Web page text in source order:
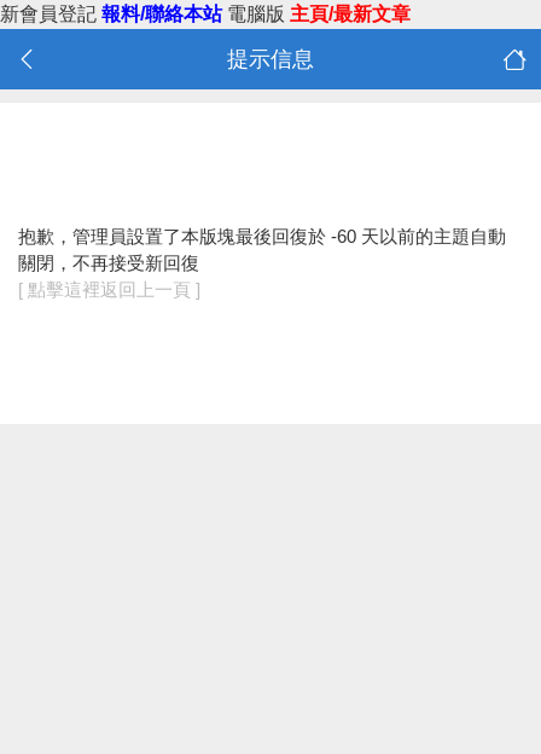
新會員登記 報料/聯絡本站 電腦版 主頁/最新文章
提示信息
抱歉，管理員設置了本版塊最後回復於 -60 天以前的主題自動
關閉，不再接受新回復
[ 點擊這裡返回上一頁 ]